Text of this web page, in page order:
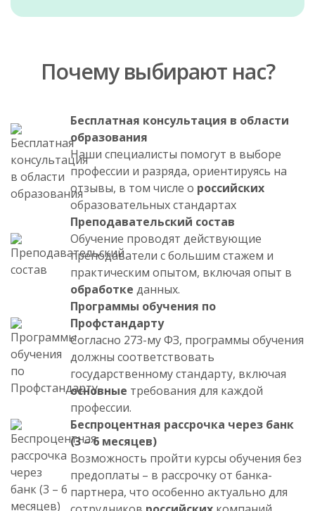
Почему выбирают нас?
Бесплатная консультация в области
образования
Наши специалисты помогут в выборе
профессии и разряда, ориентируясь на
отзывы, в том числе о российских
образовательных стандартах
Преподавательский состав
Обучение проводят действующие
преподаватели с большим стажем и
практическим опытом, включая опыт в
обработке данных.
Программы обучения по
Профстандарту
Согласно 273-му ФЗ, программы обучения
должны соответствовать
государственному стандарту, включая
основные требования для каждой
профессии.
Беспроцентная рассрочка через банк
(3 – 6 месяцев)
Возможность пройти курсы обучения без
предоплаты – в рассрочку от банка-
партнера, что особенно актуально для